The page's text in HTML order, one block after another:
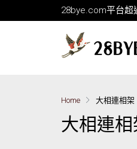
28bye.com平台超
Home 大相連相架
大相連相